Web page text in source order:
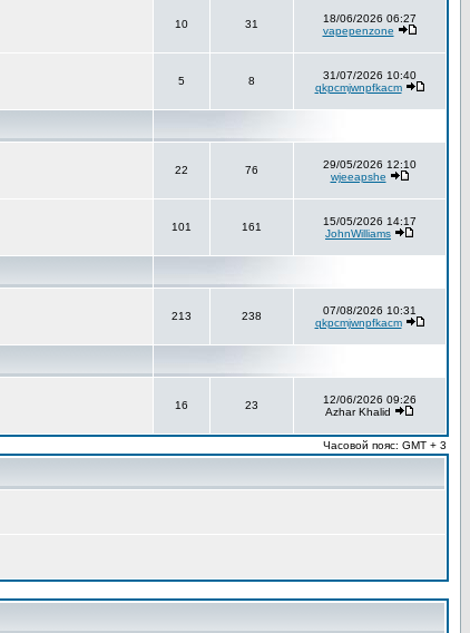
10 31
18/06/2026 06:27
vapepenzone
5 8
31/07/2026 10:40
qkpcmjwnpfkacm
22 76
29/05/2026 12:10
wjeeapshe
101 161
15/05/2026 14:17
JohnWilliams
213 238
07/08/2026 10:31
qkpcmjwnpfkacm
16 23
12/06/2026 09:26
Azhar Khalid
Часовой пояс: GMT + 3